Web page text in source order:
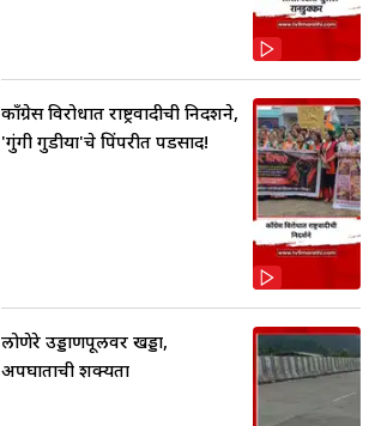
काँग्रेस विरोधात राष्ट्रवादीची निदर्शने,
'गुंगी गुडीया'चे पिंपरीत पडसाद!
लोणेरे उड्डाणपूलवर खड्डा,
अपघाताची शक्यता